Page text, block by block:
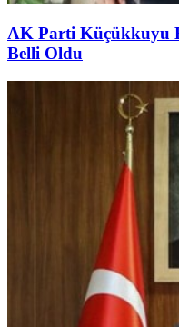
AK Parti Küçükkuyu
Belli Oldu